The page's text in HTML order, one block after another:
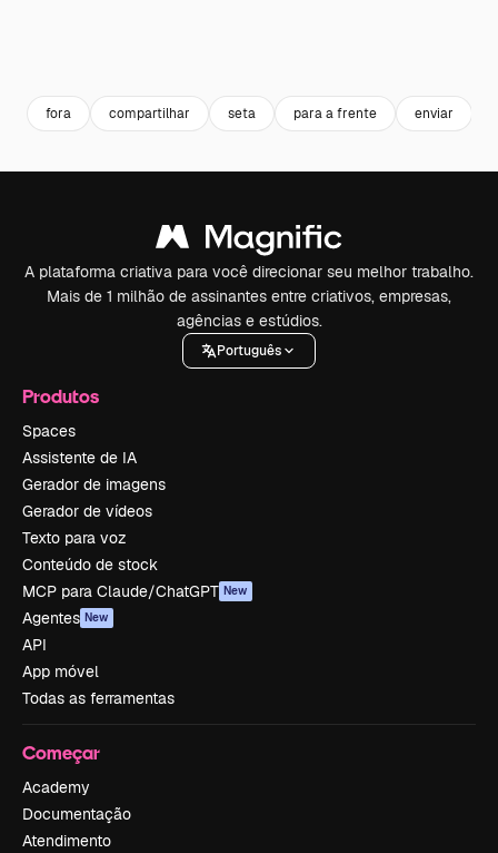
fora compartilhar seta para a frente enviar
A plataforma criativa para você direcionar seu melhor trabalho.
Mais de 1 milhão de assinantes entre criativos, empresas,
agências e estúdios.
Português
Produtos
Spaces
Assistente de IA
Gerador de imagens
Gerador de vídeos
Texto para voz
Conteúdo de stock
MCP para Claude/ChatGPT New
Agentes New
API
App móvel
Todas as ferramentas
Começar
Academy
Documentação
Atendimento